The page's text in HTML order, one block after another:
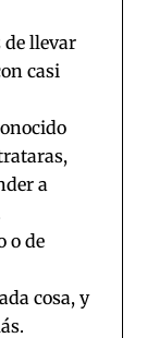
de llevar
casi
a
o de
cosa, y